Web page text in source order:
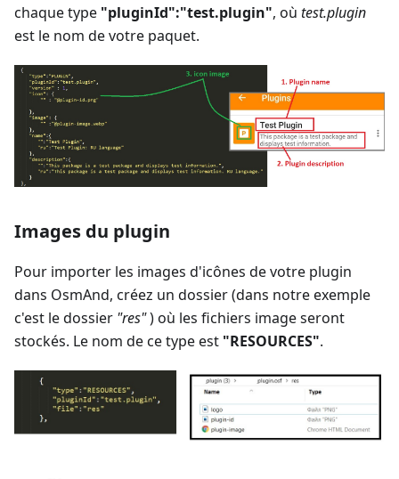
chaque type "pluginId":"test.plugin", où test.plugin
est le nom de votre paquet.
Images du plugin
Pour importer les images d'icônes de votre plugin
dans OsmAnd, créez un dossier (dans notre exemple
c'est le dossier "res") où les fichiers image seront
stockés. Le nom de ce type est "RESOURCES".